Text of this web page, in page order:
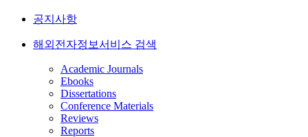
공지사항
해외전자정보서비스 검색
Academic Journals
Ebooks
Dissertations
Conference Materials
Reviews
Reports